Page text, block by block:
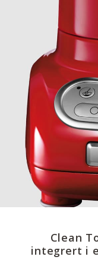
Clean
integrert i